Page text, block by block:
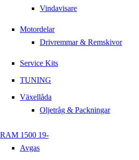
Vindavisare
Motordelar
Drivremmar & Remskivor
Service Kits
TUNING
Växellåda
Oljetråg & Packningar
RAM 1500 19-
Avgas